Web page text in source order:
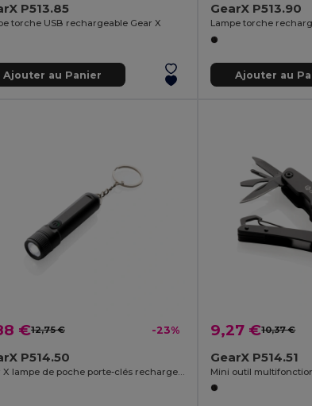
P513.85
torche USB rechargeable Gear X
Ajouter au Panier
GearX P513.90
Ajouter au
€12,75 € -23%
P514.50
Gear X lampe de poche porte-clés rechargeable ultra-lumineuse
9,27 €10,37 €
GearX P514.51
Mini outil